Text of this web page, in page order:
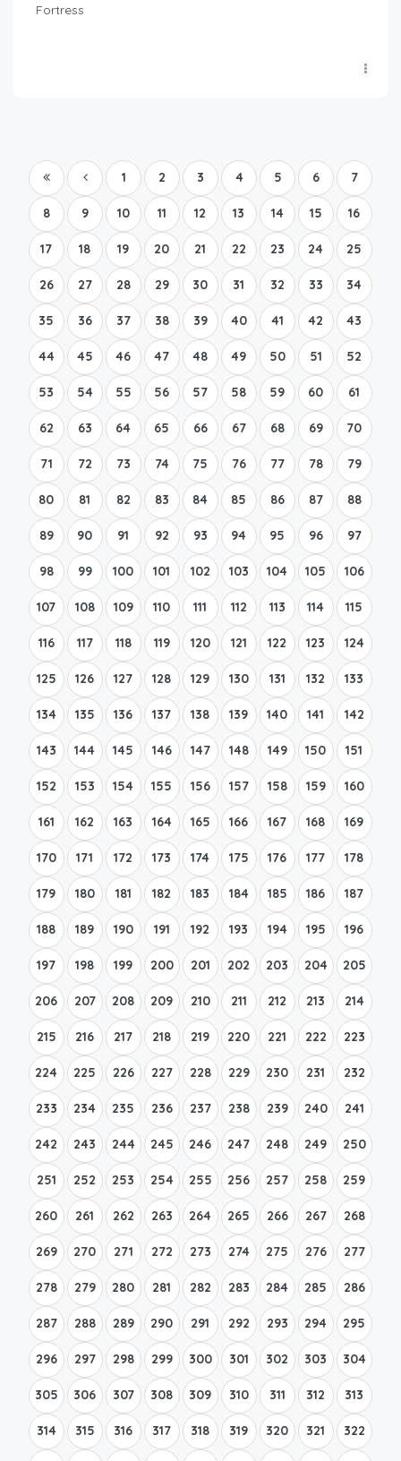
Fortress
1 2 3 4 5 6 7
8 9 10 11 12 13 14 15 16
17 18 19 20 21 22 23 24 25
26 27 28 29 30 31 32 33 34
35 36 37 38 39 40 41 42 43
44 45 46 47 48 49 50 51 52
53 54 55 56 57 58 59 60 61
62 63 64 65 66 67 68 69 70
71 72 73 74 75 76 77 78 79
80 81 82 83 84 85 86 87 88
89 90 91 92 93 94 95 96 97
98 99 100 101 102 103 104 105 106
107 108 109 110 111 112 113 114 115
116 117 118 119 120 121 122 123 124
125 126 127 128 129 130 131 132 133
134 135 136 137 138 139 140 141 142
143 144 145 146 147 148 149 150 151
152 153 154 155 156 157 158 159 160
161 162 163 164 165 166 167 168 169
170 171 172 173 174 175 176 177 178
179 180 181 182 183 184 185 186 187
188 189 190 191 192 193 194 195 196
197 198 199 200 201 202 203 204 205
206 207 208 209 210 211 212 213 214
215 216 217 218 219 220 221 222 223
224 225 226 227 228 229 230 231 232
233 234 235 236 237 238 239 240 241
242 243 244 245 246 247 248 249 250
251 252 253 254 255 256 257 258 259
260 261 262 263 264 265 266 267 268
269 270 271 272 273 274 275 276 277
278 279 280 281 282 283 284 285 286
287 288 289 290 291 292 293 294 295
296 297 298 299 300 301 302 303 304
305 306 307 308 309 310 311 312 313
314 315 316 317 318 319 320 321 322